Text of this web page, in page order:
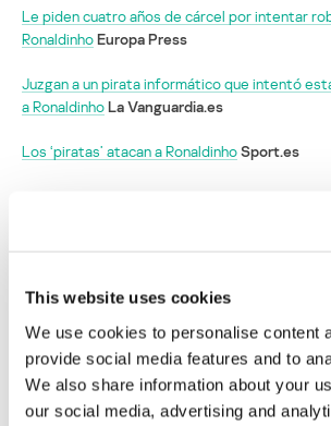
This website uses cookies
We use cookies to personalise content
provide social media features and to
We also share information about your
our social media, advertising and
Le piden cuatro años de cárcel por intentar
RonaldinhoEuropa Press
Juzgan a un pirata informático que intentó
a RonaldinhoLa Vanguardia.es
Los ‘piratas’ atacan a RonaldinhoSport.es
Ronaldinho sufre un ataque
Su dirección de correo electrónico no